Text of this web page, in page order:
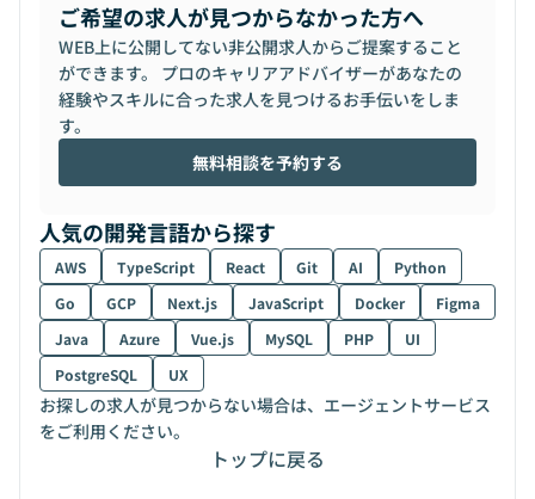
ご希望の求人が見つからなかった方へ
WEB上に公開してない非公開求人からご提案すること
ができます。 プロのキャリアアドバイザーがあなたの
経験やスキルに合った求人を見つけるお手伝いをしま
す。
無料相談を予約する
人気の開発言語から探す
AWS TypeScript React Git AI
Python
Go
GCP Next.js JavaScript Docker
Figma
Java
Azure Vue.js MySQL PHP
UI
PostgreSQL
UX
お探しの求人が見つからない場合は、エージェントサービス
をご利用ください。
トップに戻る